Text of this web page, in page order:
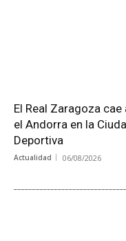
El Real Zaragoza cae
el Andorra en la
Deportiva
Actualidad 06/08/2026